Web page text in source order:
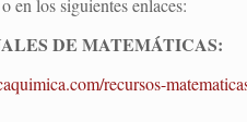
en los siguientes enlaces:
DE MATEMÁTICAS:
recursos-